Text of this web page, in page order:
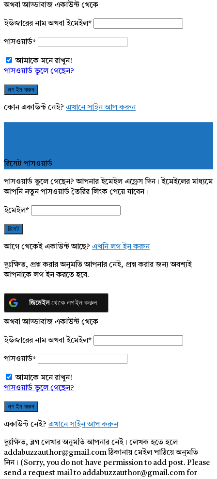
অথবা আড্ডাবাজ একাউন্ট থেকে
ইউজারের নাম অথবা ইমেইল*
পাসওয়ার্ড*
আমাকে মনে রাখুন!
পাসওয়ার্ড ভুলে গেছেন?
কোন একাউন্ট নেই? এখানে সাইন আপ করুন
রিসেট পাসওয়ার্ড
পাসওয়ার্ড ভুলে গেছেন? আপনার ইমেইল এড্রেস দিন। ইমেইলের মাধ্যমে
আপনি নতুন পাসওয়ার্ড তৈরির লিংক পেয়ে যাবেন।
ইমেইল*
আগে থেকেই একাউন্ট আছে? এখনি লগ ইন করুন
দুঃক্ষিত, প্রশ্ন করার অনুমতি আপনার নেই, প্রশ্ন করার জন্য অবশ্যই
আপনাকে লগ ইন করতে হবে.
জিমেইলথেকে লগইন করুন
অথবা আড্ডাবাজ একাউন্ট থেকে
ইউজারের নাম অথবা ইমেইল*
পাসওয়ার্ড*
আমাকে মনে রাখুন!
পাসওয়ার্ড ভুলে গেছেন?
একাউন্ট নেই? এখানে সাইন আপ করুন
দুঃক্ষিত, ব্লগ লেখার অনুমতি আপনার নেই। লেখক হতে হলে
addabuzzauthor@gmail.com ঠিকানায় মেইল পাঠিয়ে অনুমতি
নিন। (Sorry, you do not have permission to add post. Please
send a request mail to addabuzzauthor@gmail.com for